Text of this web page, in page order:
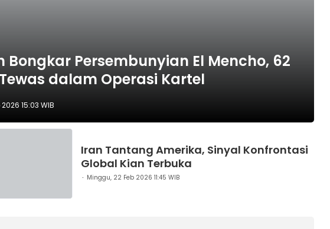
Bongkar Persembunyian El Mencho, 62
dalam Operasi Kartel
15:03 WIB
Iran Tantang Amerika, Sinyal Konfrontasi
Global Kian Terbuka
Minggu, 22 Feb 2026 11:45 WIB